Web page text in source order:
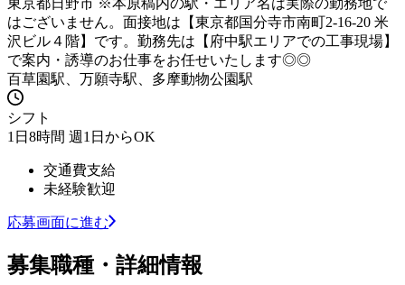
東京都日野市 ※本原稿内の駅・エリア名は実際の勤務地で
はございません。面接地は【東京都国分寺市南町2-16-20 米
沢ビル４階】です。勤務先は【府中駅エリアでの工事現場】
で案内・誘導のお仕事をお任せいたします◎◎
百草園駅、万願寺駅、多摩動物公園駅
シフト
1日8時間 週1日からOK
交通費支給
未経験歓迎
応募画面に進む
募集職種・詳細情報